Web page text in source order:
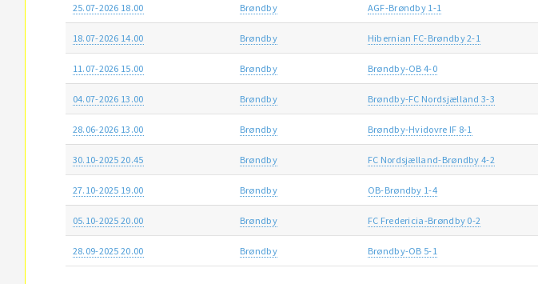
25.07-2026 18.00 Brøndby AGF-Brøndby 1-1
18.07-2026 14.00 Brøndby Hibernian FC-Brøndby 2-1
11.07-2026 15.00 Brøndby Brøndby-OB 4-0
04.07-2026 13.00 Brøndby Brøndby-FC Nordsjælland 3-3
28.06-2026 13.00 Brøndby Brøndby-Hvidovre IF 8-1
30.10-2025 20.45 Brøndby FC Nordsjælland-Brøndby 4-2
27.10-2025 19.00 Brøndby OB-Brøndby 1-4
05.10-2025 20.00 Brøndby FC Fredericia-Brøndby 0-2
28.09-2025 20.00 Brøndby Brøndby-OB 5-1